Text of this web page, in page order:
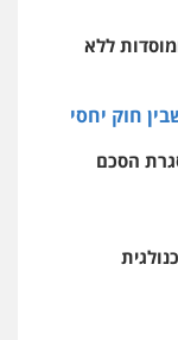
מקצועיים
ללא
חוק יחסי
הסכם